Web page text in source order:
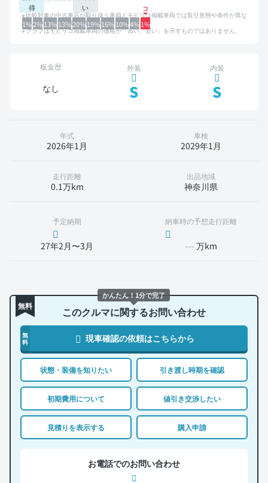
得
い
1%2%13%13%20%19%16%10%4%1%
比較対象の中古車店が取り扱う車両とモビリコ掲載車両では取引形態や条件が異な
るため、グラフは参考情報です。
グラフはモビリコ掲載車両の価格が「高い、安い」を示すものではありません。
板金歴
なし
外装
S
内装
S
年式
2026年1月
車検
2029年1月
走行距離
0.1万km
出品地域
神奈川県
予定納期
27年2月〜3月
納車時の予想走行距離
--- 万km
無料 このクルマに関するお問い合わせ
無
料
現車確認の依頼はこちらから
状態・装備を知りたい 引き渡し時期を確認
初期費用について 値引き交渉したい
見積りを表示する 購入申請
お電話でのお問い合わせ
かんたん！1分で完了